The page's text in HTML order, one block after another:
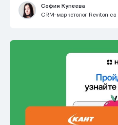
София Купеева
CRM-маркетолог Revitonica